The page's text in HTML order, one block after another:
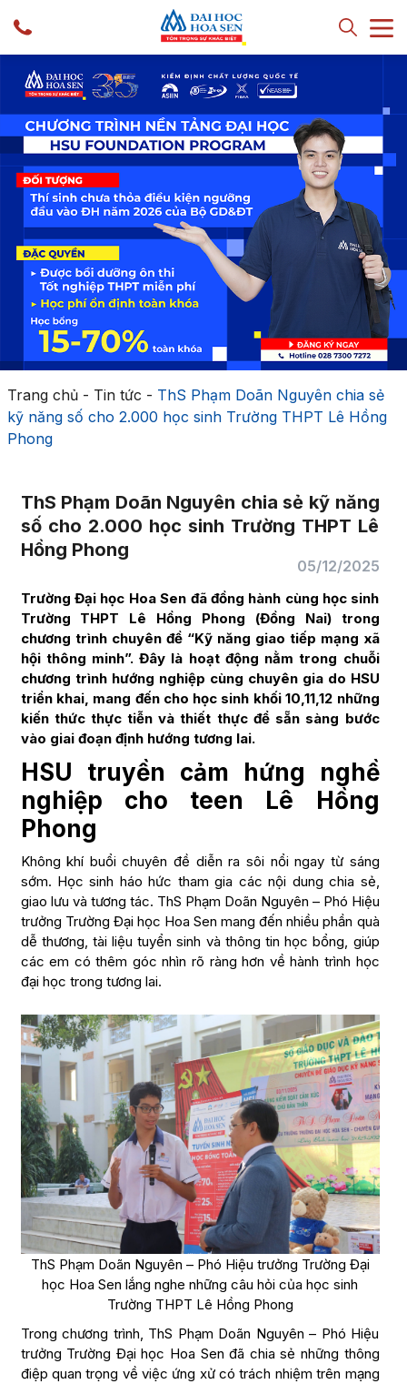
Trang chủ- Tin tức - ThS Phạm Doãn Nguyên chia sẻ
kỹ năng số cho 2.000 học sinh Trường THPT Lê Hồng
Phong
ThS Phạm Doãn Nguyên chia sẻ kỹ năng
số cho 2.000 học sinh Trường THPT Lê
Hồng Phong
05/12/2025
Trường Đại học Hoa Sen đã đồng hành cùng học sinh
Trường THPT Lê Hồng Phong (Đồng Nai) trong
chương trình chuyên đề “Kỹ năng giao tiếp mạng xã
hội thông minh”. Đây là hoạt động nằm trong chuỗi
chương trình hướng nghiệp cùng chuyên gia do HSU
triển khai, mang đến cho học sinh khối 10,11,12 những
kiến thức thực tiễn và thiết thực để sẵn sàng bước
vào giai đoạn định hướng tương lai.
HSU truyền cảm hứng nghề
nghiệp cho teen Lê Hồng
Phong
Không khí buổi chuyên đề diễn ra sôi nổi ngay từ sáng
sớm. Học sinh háo hức tham gia các nội dung chia sẻ,
giao lưu và tương tác. ThS Phạm Doãn Nguyên – Phó Hiệu
trưởng Trường Đại học Hoa Sen mang đến nhiều phần quà
dễ thương, tài liệu tuyển sinh và thông tin học bổng, giúp
các em có thêm góc nhìn rõ ràng hơn về hành trình học
đại học trong tương lai.
ThS Phạm Doãn Nguyên – Phó Hiệu trưởng Trường Đại
học Hoa Sen lắng nghe những câu hỏi của học sinh
Trường THPT Lê Hồng Phong
Trong chương trình, ThS Phạm Doãn Nguyên – Phó Hiệu
trưởng Trường Đại học Hoa Sen đã chia sẻ những thông
điệp quan trọng về việc ứng xử có trách nhiệm trên mạng